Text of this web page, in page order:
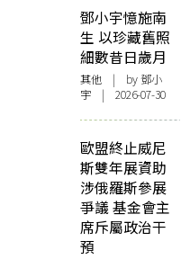
鄧小宇憶施南
生 以珍藏舊照
細數昔日歲月
其他 | by 鄧小
宇 | 2026-07-30
歐盟終止威尼
斯雙年展資助
涉俄羅斯參展
爭議 基金會主
席斥屬政治干
預